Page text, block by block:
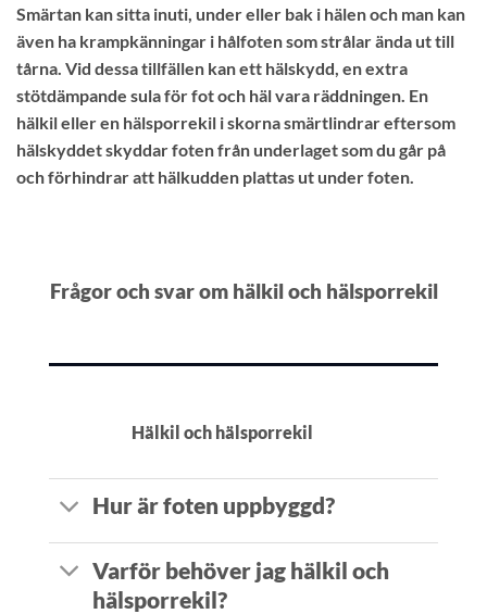
Smärtan kan sitta inuti, under eller bak i hälen och man kan
även ha krampkänningar i hålfoten som strålar ända ut till
tårna. Vid dessa tillfällen kan ett hälskydd, en extra
stötdämpande sula för fot och häl vara räddningen. En
hälkil eller en hälsporrekil i skorna smärtlindrar eftersom
hälskyddet skyddar foten från underlaget som du går på
och förhindrar att hälkudden plattas ut under foten.
Frågor och svar om hälkil och hälsporrekil
Hälkil och hälsporrekil
Hur är foten uppbyggd?
Varför behöver jag hälkil och
hälsporrekil?